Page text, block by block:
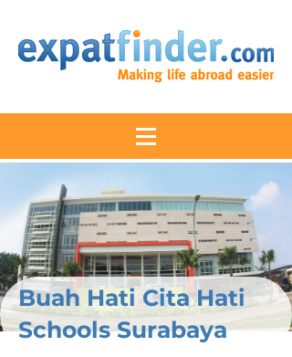
Buah Hati Cita Hati
Schools Surabaya